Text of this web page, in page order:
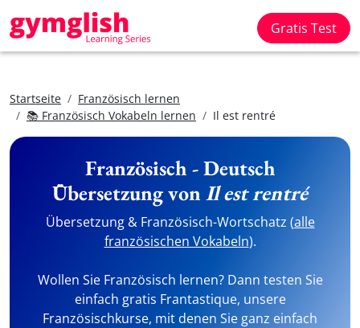
Gratis Test
Startseite
Französisch lernen
📚 Französisch Vokabeln lernen
Il est rentré
Französisch - Deutsch
Übersetzung vonIl est rentré
Übersetzung & Französisch-Wortschatz (alle
französischen Vokabeln).
Wollen Sie Französisch lernen? Dann testen Sie
einfach gratis Frantastique, unsere
Französischkurse, mit denen Sie ganz einfach